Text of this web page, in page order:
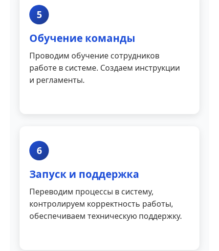
5
Обучение команды
Проводим обучение сотрудников
работе в системе. Создаем инструкции
и регламенты.
6
Запуск и поддержка
Переводим процессы в систему,
контролируем корректность работы,
обеспечиваем техническую поддержку.